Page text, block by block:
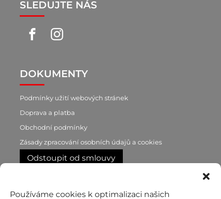
Používáme cookies k optimalizaci našich
SLEDUJTE NÁS
DOKUMENTY
Podmínky užití webových stránek
Doprava a platba
Obchodní podmínky
Zásady zpracování osobních údajů a cookies
Odstoupit od smlouvy
RYCHLÝ KONTAKT